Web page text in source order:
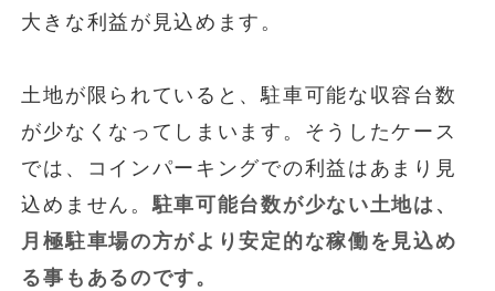
大きな利益が見込めます。
土地が限られていると、駐車可能な収容台数
が少なくなってしまいます。そうしたケース
では、コインパーキングでの利益はあまり見
込めません。駐車可能台数が少ない土地は、
月極駐車場の方がより安定的な稼働を見込め
る事もあるのです。